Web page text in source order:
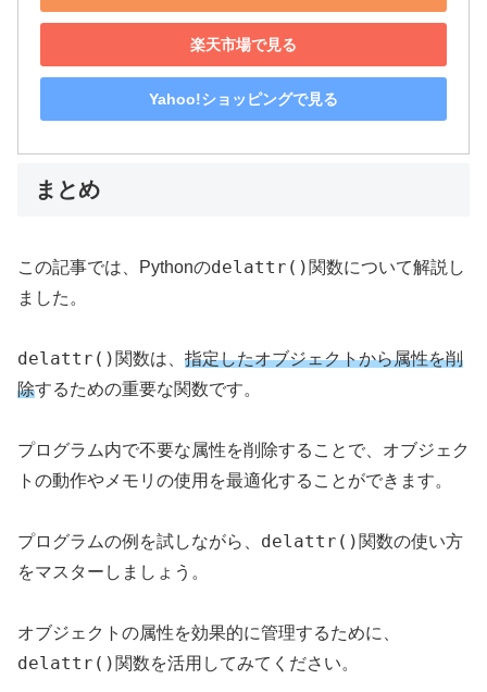
楽天市場で見る
Yahoo!ショッピングで見る
まとめ
この記事では、Pythonのdelattr() 関数について解説し
ました。
delattr() 関数は、 指定したオブジェクトから属性を削
除するための重要な関数です。
プログラム内で不要な属性を削除することで、オブジェク
トの動作やメモリの使用を最適化することができます。
プログラムの例を試しながら、 delattr() 関数の使い方
をマスターしましょう。
オブジェクトの属性を効果的に管理するために、
delattr() 関数を活用してみてください。